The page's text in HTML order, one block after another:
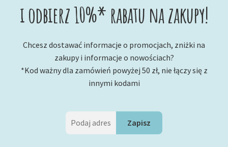
i odbierz 10%* rabatu na zakupy!
Chcesz dostawać informacje o promocjach, zniżki na
zakupy i informacje o nowościach?
*Kod ważny dla zamówień powyżej 50 zł, nie łączy się z
innymi kodami